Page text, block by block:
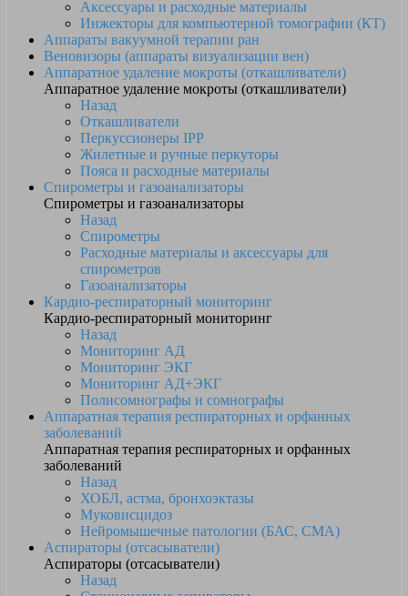
Аксессуары и расходные материалы
Инжекторы для компьютерной томографии (КТ)
Аппараты вакуумной терапии ран
Веновизоры (аппараты визуализации вен)
Аппаратное удаление мокроты (откашливатели)
Аппаратное удаление мокроты (откашливатели)
Назад
Откашливатели
Перкуссионеры IPP
Жилетные и ручные перкуторы
Пояса и расходные материалы
Спирометры и газоанализаторы
Спирометры и газоанализаторы
Назад
Спирометры
Расходные материалы и аксессуары для
спирометров
Газоанализаторы
Кардио-респираторный мониторинг
Кардио-респираторный мониторинг
Назад
Мониторинг АД
Мониторинг ЭКГ
Мониторинг АД+ЭКГ
Полисомнографы и сомнографы
Аппаратная терапия респираторных и орфанных
заболеваний
Аппаратная терапия респираторных и орфанных
заболеваний
Назад
ХОБЛ, астма, бронхоэктазы
Муковисцидоз
Нейромышечные патологии (БАС, СМА)
Аспираторы (отсасыватели)
Аспираторы (отсасыватели)
Назад